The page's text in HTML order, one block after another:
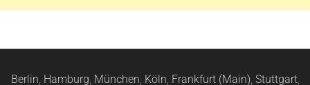
Berlin, Hamburg, München, Köln, Frankfurt (Main), Stuttgart,